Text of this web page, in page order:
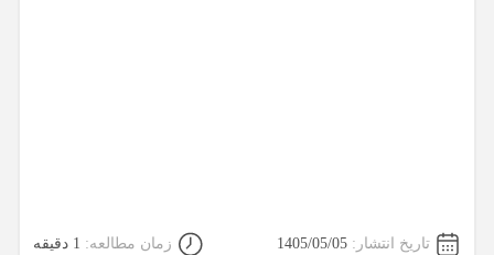
تاریخ انتشار: 1405/05/05 زمان مطالعه: 1 دقیقه